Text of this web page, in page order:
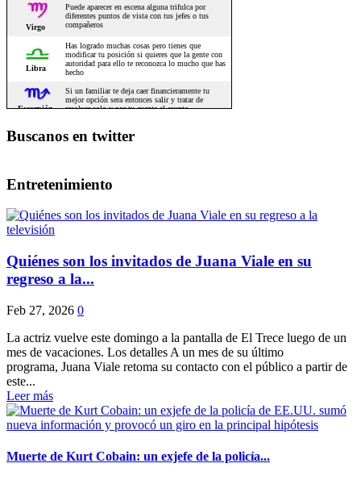
Buscanos en twitter
Entretenimiento
Quiénes son los invitados de Juana Viale en su
regreso a la...
Feb 27, 2026 0
La actriz vuelve este domingo a la pantalla de El Trece luego de un
mes de vacaciones. Los detalles A un mes de su último
programa, Juana Viale retoma su contacto con el público a partir de
este...
Leer más
Muerte de Kurt Cobain: un exjefe de la policía...